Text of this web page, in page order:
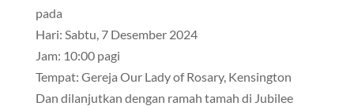
pada
Hari: Sabtu, 7 Desember 2024
Jam: 10:00 pagi
Tempat: Gereja Our Lady of Rosary, Kensington
Dan dilanjutkan dengan ramah tamah di Jubilee